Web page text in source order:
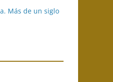
Más de un siglo